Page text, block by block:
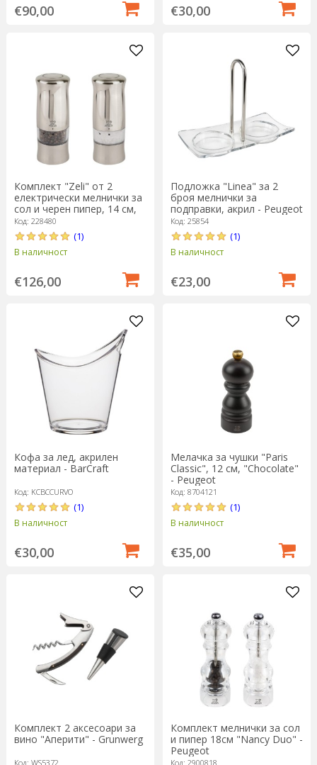
€90,00 €30,00
Комплект "Zeli" от 2
електрически мелнички за
сол и черен пипер, 14 см,
Brushed Chrome - Peugeot
Код: 228480
(1)
В наличност
€126,00
Подложка "Linea" за 2
броя мелнички за
подправки, акрил - Peugeot
Код: 25854
(1)
В наличност
€23,00
Кофа за лед, акрилен
материал - BarCraft
Код: KCBCCURVO
(1)
В наличност
€30,00
Мелачка за чушки "Paris
Classic", 12 см, "Chocolate"
- Peugeot
Код: 8704121
(1)
В наличност
€35,00
Комплект 2 аксесоари за
вино "Аперити" - Grunwerg
Код: WS5372
Комплект мелнички за сол
и пипер 18см "Nancy Duo" -
Peugeot
Код: 2900818